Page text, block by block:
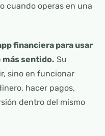
cuando operas en una
financiera para usar
sentido. Su
sino en funcionar
hacer pagos,
dentro del mismo